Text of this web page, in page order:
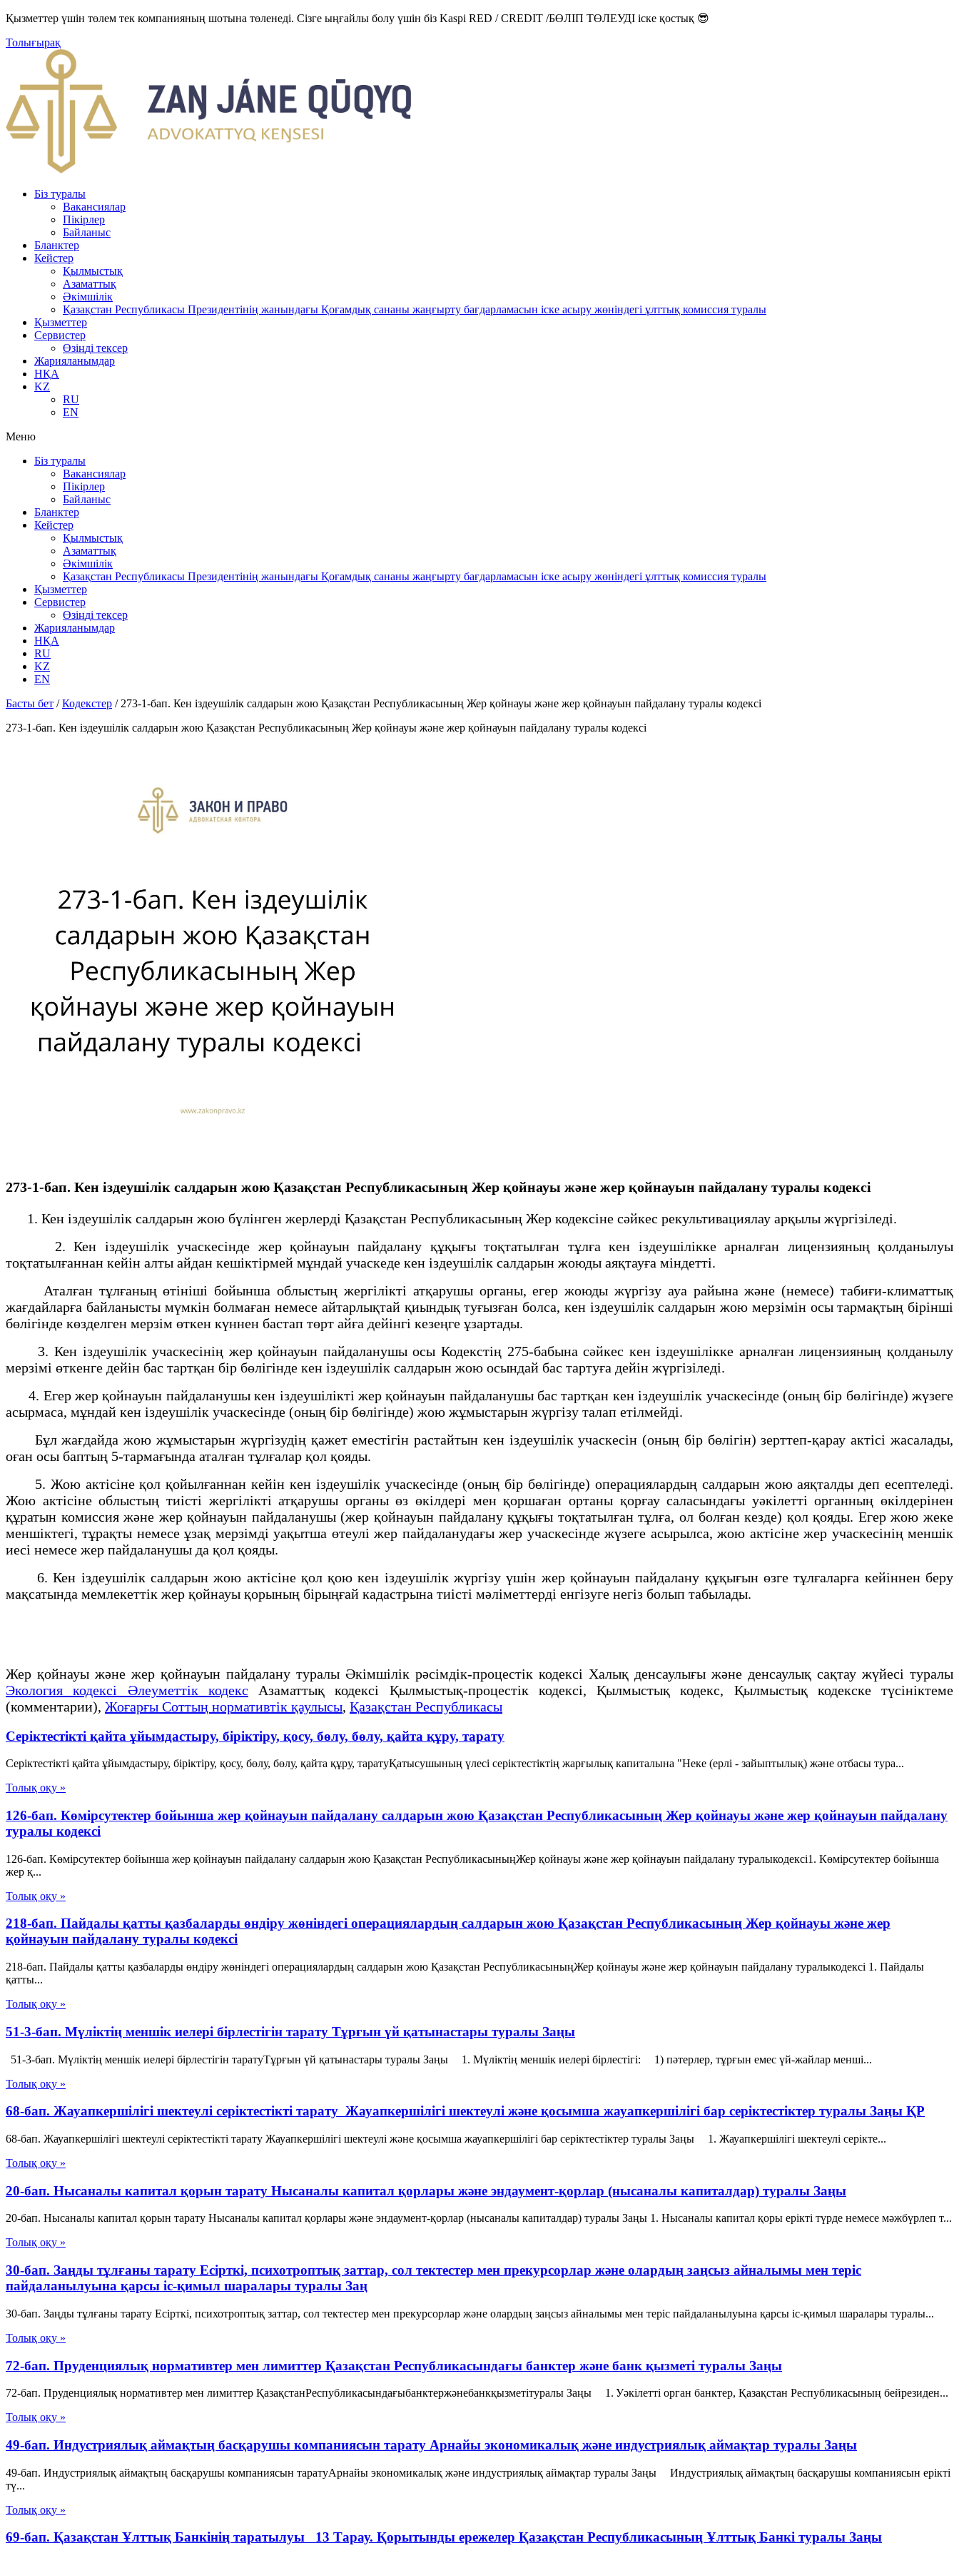
Қызметтер үшін төлем тек компанияның шотына төленеді. Сізге ыңғайлы болу үшін біз Kaspi RED / CREDIT /БӨЛІП ТӨЛЕУДІ іске қостық 😎
Толығырақ
Біз туралы
Вакансиялар
Пікірлер
Байланыс
Бланктер
Кейстер
Қылмыстық
Азаматтық
Әкімшілік
Қазақстан Республикасы Президентінің жанындағы Қоғамдық сананы жаңғырту бағдарламасын іске асыру жөніндегі ұлттық комиссия туралы
Қызметтер
Сервистер
Өзіңді тексер
Жарияланымдар
НҚА
KZ
RU
EN
Меню
Біз туралы
Вакансиялар
Пікірлер
Байланыс
Бланктер
Кейстер
Қылмыстық
Азаматтық
Әкімшілік
Қазақстан Республикасы Президентінің жанындағы Қоғамдық сананы жаңғырту бағдарламасын іске асыру жөніндегі ұлттық комиссия туралы
Қызметтер
Сервистер
Өзіңді тексер
Жарияланымдар
НҚА
RU
KZ
EN
Басты бет /Кодекстер / 273-1-бап. Кен іздеушілік салдарын жою Қазақстан Республикасының Жер қойнауы және жер қойнауын пайдалану туралы кодексі
273-1-бап. Кен іздеушілік салдарын жою Қазақстан Республикасының Жер қойнауы және жер қойнауын пайдалану туралы кодексі
273-1-бап. Кен іздеушілік салдарын жою Қазақстан Республикасының Жер қойнауы және жер қойнауын пайдалану туралы кодексі
1. Кен іздеушілік салдарын жою бүлінген жерлерді Қазақстан Республикасының Жер кодексіне сәйкес рекультивациялау арқылы жүргізіледі.
2. Кен іздеушілік учаскесінде жер қойнауын пайдалану құқығы тоқтатылған тұлға кен іздеушілікке арналған лицензияның қолданылуы
тоқтатылғаннан кейін алты айдан кешіктірмей мұндай учаскеде кен іздеушілік салдарын жоюды аяқтауға міндетті.
Аталған тұлғаның өтініші бойынша облыстың жергілікті атқарушы органы, егер жоюды жүргізу ауа райына және (немесе) табиғи-климаттық
жағдайларға байланысты мүмкін болмаған немесе айтарлықтай қиындық туғызған болса, кен іздеушілік салдарын жою мерзімін осы тармақтың бірінші
бөлігінде көзделген мерзім өткен күннен бастап төрт айға дейінгі кезеңге ұзартады.
3. Кен іздеушілік учаскесінің жер қойнауын пайдаланушы осы Кодекстің 275-бабына сәйкес кен іздеушілікке арналған лицензияның қолданылу
мерзімі өткенге дейін бас тартқан бір бөлігінде кен іздеушілік салдарын жою осындай бас тартуға дейін жүргізіледі.
4. Егер жер қойнауын пайдаланушы кен іздеушілікті жер қойнауын пайдаланушы бас тартқан кен іздеушілік учаскесінде (оның бір бөлігінде) жүзеге
асырмаса, мұндай кен іздеушілік учаскесінде (оның бір бөлігінде) жою жұмыстарын жүргізу талап етілмейді.
Бұл жағдайда жою жұмыстарын жүргізудің қажет еместігін растайтын кен іздеушілік учаскесін (оның бір бөлігін) зерттеп-қарау актісі жасалады,
оған осы баптың 5-тармағында аталған тұлғалар қол қояды.
5. Жою актісіне қол қойылғаннан кейін кен іздеушілік учаскесінде (оның бір бөлігінде) операциялардың салдарын жою аяқталды деп есептеледі.
Жою актісіне облыстың тиісті жергілікті атқарушы органы өз өкілдері мен қоршаған ортаны қорғау саласындағы уәкілетті органның өкілдерінен
құратын комиссия және жер қойнауын пайдаланушы (жер қойнауын пайдалану құқығы тоқтатылған тұлға, ол болған кезде) қол қояды. Егер жою жеке
меншіктегі, тұрақты немесе ұзақ мерзімді уақытша өтеулі жер пайдаланудағы жер учаскесінде жүзеге асырылса, жою актісіне жер учаскесінің меншік
иесі немесе жер пайдаланушы да қол қояды.
6. Кен іздеушілік салдарын жою актісіне қол қою кен іздеушілік жүргізу үшін жер қойнауын пайдалану құқығын өзге тұлғаларға кейіннен беру
мақсатында мемлекеттік жер қойнауы қорының бірыңғай кадастрына тиісті мәліметтерді енгізуге негіз болып табылады.
Жер қойнауы және жер қойнауын пайдалану туралы Әкімшілік рәсімдік-процестік кодексі Халық денсаулығы және денсаулық сақтау жүйесі туралы
Экология кодексі Әлеуметтік кодекс Азаматтық кодексi Қылмыстық-процестік кодексi, Қылмыстық кодекс, Қылмыстық кодекске түсініктеме
(комментарии), Жоғарғы Соттың нормативтік қаулысы, Қазақстан Республикасы
Серіктестікті қайта ұйымдастыру, біріктіру, қосу, бөлу, бөлу, қайта құру, тарату
Серіктестікті қайта ұйымдастыру, біріктіру, қосу, бөлу, бөлу, қайта құру, таратуҚатысушының үлесі серіктестіктің жарғылық капиталына "Неке (ерлі - зайыптылық) және отбасы тура...
Толық оқу »
126-бап. Көмірсутектер бойынша жер қойнауын пайдалану салдарын жою Қазақстан Республикасының Жер қойнауы және жер қойнауын пайдалану
туралы кодексі
126-бап. Көмірсутектер бойынша жер қойнауын пайдалану салдарын жою Қазақстан РеспубликасыныңЖер қойнауы және жер қойнауын пайдалану туралыкодексі1. Көмірсутектер бойынша
жер қ...
Толық оқу »
218-бап. Пайдалы қатты қазбаларды өндіру жөніндегі операциялардың салдарын жою Қазақстан Республикасының Жер қойнауы және жер
қойнауын пайдалану туралы кодексі
218-бап. Пайдалы қатты қазбаларды өндіру жөніндегі операциялардың салдарын жою Қазақстан РеспубликасыныңЖер қойнауы және жер қойнауын пайдалану туралыкодексі 1. Пайдалы
қатты...
Толық оқу »
51-3-бап. Мүліктің меншік иелері бірлестігін тарату Тұрғын үй қатынастары туралы Заңы
51-3-бап. Мүліктің меншік иелері бірлестігін таратуТұрғын үй қатынастары туралы Заңы 1. Мүліктің меншік иелері бірлестігі: 1) пәтерлер, тұрғын емес үй-жайлар менші...
Толық оқу »
68-бап. Жауапкершілігі шектеулі серіктестікті тарату Жауапкершілігі шектеулі және қосымша жауапкершілігі бар серіктестіктер туралы Заңы ҚР
68-бап. Жауапкершілігі шектеулі серіктестікті тарату Жауапкершілігі шектеулі және қосымша жауапкершілігі бар серіктестіктер туралы Заңы 1. Жауапкершілігі шектеулі серікте...
Толық оқу »
20-бап. Нысаналы капитал қорын тарату Нысаналы капитал қорлары және эндаумент-қорлар (нысаналы капиталдар) туралы Заңы
20-бап. Нысаналы капитал қорын тарату Нысаналы капитал қорлары және эндаумент-қорлар (нысаналы капиталдар) туралы Заңы 1. Нысаналы капитал қоры ерікті түрде немесе мәжбүрлеп т...
Толық оқу »
30-бап. Заңды тұлғаны тарату Есiрткi, психотроптық заттар, сол тектестер мен прекурсорлар және олардың заңсыз айналымы мен терiс
пайдаланылуына қарсы iс-қимыл шаралары туралы Заң
30-бап. Заңды тұлғаны тарату Есiрткi, психотроптық заттар, сол тектестер мен прекурсорлар және олардың заңсыз айналымы мен терiс пайдаланылуына қарсы iс-қимыл шаралары туралы...
Толық оқу »
72-бап. Пруденциялық нормативтер мен лимиттер Қазақстан Республикасындағы банктер және банк қызметі туралы Заңы
72-бап. Пруденциялық нормативтер мен лимиттер ҚазақстанРеспубликасындағыбанктержәнебанкқызметітуралы Заңы 1. Уәкілетті орган банктер, Қазақстан Республикасының бейрезиден...
Толық оқу »
49-бап. Индустриялық аймақтың басқарушы компаниясын тарату Арнайы экономикалық және индустриялық аймақтар туралы Заңы
49-бап. Индустриялық аймақтың басқарушы компаниясын таратуАрнайы экономикалық және индустриялық аймақтар туралы Заңы Индустриялық аймақтың басқарушы компаниясын ерікті
тү...
Толық оқу »
69-бап. Қазақстан Ұлттық Банкiнiң таратылуы 13 Тарау. Қорытынды ережелер Қазақстан Республикасының Ұлттық Банкі туралы Заңы